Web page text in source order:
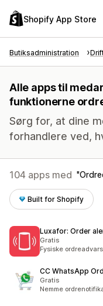
Shopify App Store
Butiksadministration
Alle apps til
funktionerne
Sørg for, at dine
forhandlere ved,
104 apps med
Built for Shopify
Luxafor: Order
Gratis
Fysiske
CC WhatsApp
Gratis
Nemme